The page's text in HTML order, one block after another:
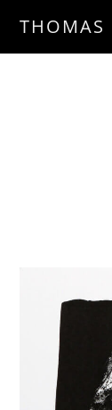
THOMAS